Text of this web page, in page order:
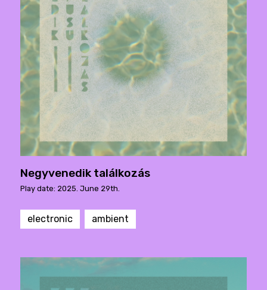
Negyvenedik találkozás
Play date: 2025. June 29th.
electronic ambient